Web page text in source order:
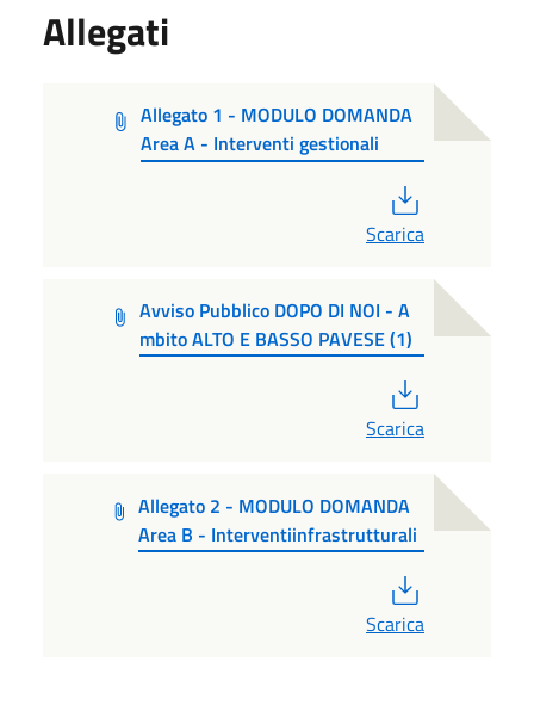
Allegati
Allegato 1 - MODULO DOMANDA
Area A - Interventi gestionali
Scarica
Avviso Pubblico DOPO DI NOI - A
mbito ALTO E BASSO PAVESE (1)
Scarica
Allegato 2 - MODULO DOMANDA
Area B - Interventiinfrastrutturali
Scarica